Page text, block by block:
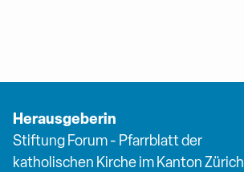
Herausgeberin
Stiftung Forum - Pfarrblatt der
katholischen Kirche im Kanton Zürich